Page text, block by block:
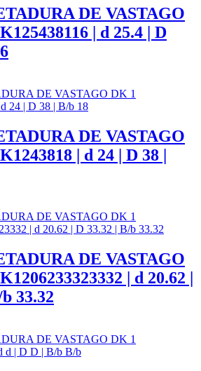
DE VASTAGO
| d 25.4 | D
DE VASTAGO
| d 24 | D 38 |
DE VASTAGO
| d 20.62 |
33.32